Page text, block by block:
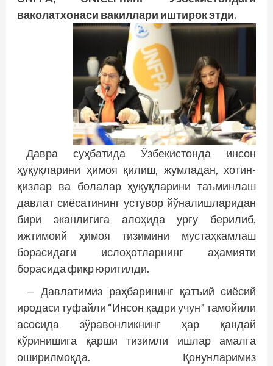
ваколатхонаси вакиллари иштирок этди.
Давра суҳбатида Ўзбекистонда инсон
ҳуқуқларини ҳимоя қилиш, жумладан, хотин-
қизлар ва болалар ҳуқуқларини таъминлаш
давлат сиёсатининг устувор йўналишларидан
бири эканлигига алоҳида урғу берилиб,
ижтимоий ҳимоя тизимини мустаҳкамлаш
борасидаги ислоҳотларнинг аҳамияти
борасида фикр юритилди.
— Давлатимиз раҳбарининг қатъий сиёсий
иродаси туфайли “Инсон қадри учун” тамойили
асосида зўравонликнинг ҳар қандай
кўринишига қарши тизимли ишлар амалга
оширилмоқда. Қонунларимиз